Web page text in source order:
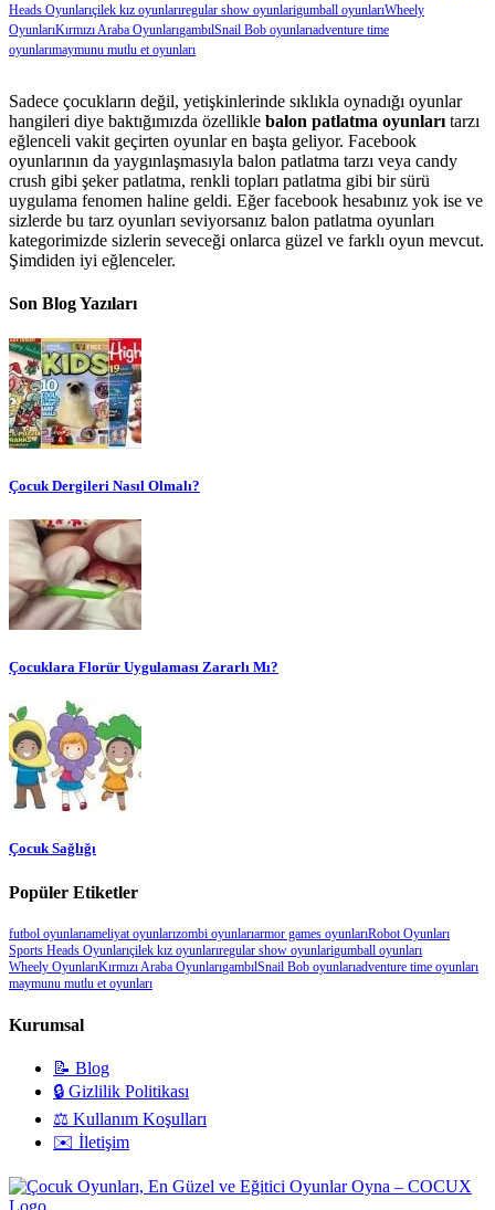
Heads Oyunlarıçilek kız oyunlarıregular show oyunlarigumball oyunlarıWheely
OyunlarıKırmızı Araba OyunlarıgambılSnail Bob oyunlarıadventure time
oyunlarımaymunu mutlu et oyunları
Sadece çocukların değil, yetişkinlerinde sıklıkla oynadığı oyunlar
hangileri diye baktığımızda özellikle balon patlatma oyunları tarzı
eğlenceli vakit geçirten oyunlar en başta geliyor. Facebook
oyunlarının da yaygınlaşmasıyla balon patlatma tarzı veya candy
crush gibi şeker patlatma, renkli topları patlatma gibi bir sürü
uygulama fenomen haline geldi. Eğer facebook hesabınız yok ise ve
sizlerde bu tarz oyunları seviyorsanız balon patlatma oyunları
kategorimizde sizlerin seveceği onlarca güzel ve farklı oyun mevcut.
Şimdiden iyi eğlenceler.
Son Blog Yazıları
Çocuk Dergileri Nasıl Olmalı?
Çocuklara Florür Uygulaması Zararlı Mı?
Çocuk Sağlığı
Popüler Etiketler
futbol oyunlarıameliyat oyunlarızombi oyunlarıarmor games oyunlarıRobot Oyunları
Sports Heads Oyunlarıçilek kız oyunlarıregular show oyunlarigumball oyunları
Wheely OyunlarıKırmızı Araba OyunlarıgambılSnail Bob oyunlarıadventure time oyunları
maymunu mutlu et oyunları
Kurumsal
📝 Blog
🔒 Gizlilik Politikası
⚖️ Kullanım Koşulları
✉️ İletişim